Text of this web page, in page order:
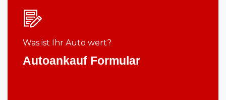
Was ist Ihr Auto wert?
Autoankauf Formular